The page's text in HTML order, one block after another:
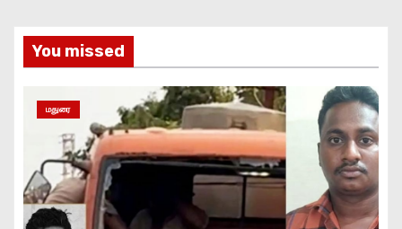
You missed
மதுரை